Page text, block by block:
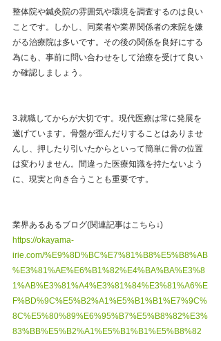
整体院や鍼灸院の雰囲気や環境を調査するのは良い
ことです。しかし、同業者や業界関係者の来院を嫌
がる治療院は多いです。その後の関係を良好にする
為にも、事前に問い合わせをして治療を受けて良い
か確認しましょう。
3.就職してからが大切です。現代医療は常に発展を
遂げています。骨盤が歪んだりすることはありませ
んし、押したり引いたからといって簡単に骨の位置
は変わりません。間違った医療知識を持たないよう
に、現実と向き合うことも重要です。
業界あるあるブログ(関連記事はこちら↓)
https://okayama-
irie.com/%E9%8D%BC%E7%81%B8%E5%B8%AB
%E3%81%AE%E6%B1%82%E4%BA%BA%E3%8
1%AB%E3%81%A4%E3%81%84%E3%81%A6%E
F%BD%9C%E5%B2%A1%E5%B1%B1%E7%9C%
8C%E5%80%89%E6%95%B7%E5%B8%82%E3%
83%BB%E5%B2%A1%E5%B1%B1%E5%B8%82